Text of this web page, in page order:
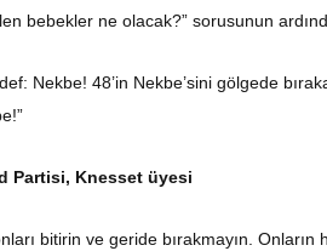
bebekler ne olacak?” sorusunun
Nekbe! 48’in Nekbe’sini gölgede
Partisi, Knesset üyesi
bitirin ve geride bırakmayın. Onların